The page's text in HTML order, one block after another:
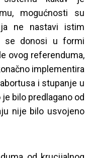
mogućnosti su
ne nastavi istim
se donosi u formi
ovog referenduma,
implementira
i stupanje u
bilo predlagano od
nije bilo usvojeno